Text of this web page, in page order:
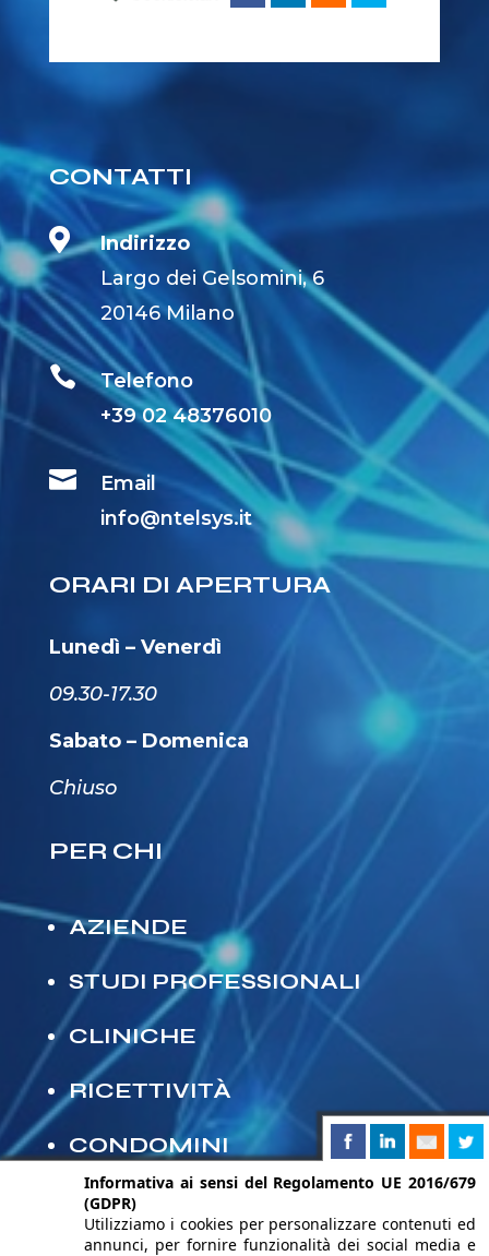
CONTATTI

Indirizzo
Largo dei Gelsomini, 6
20146 Milano

Telefono
+39 02 48376010

Email
info@ntelsys.it
ORARI DI APERTURA
Lunedì – Venerdì
09.30-17.30
Sabato – Domenica
Chiuso
PER CHI
AZIENDE
STUDI PROFESSIONALI
CLINICHE
RICETTIVITÀ
CONDOMINI
Informativa ai sensi del Regolamento UE 2016/679
(GDPR)
Utilizziamo i cookies per personalizzare contenuti ed
annunci, per fornire funzionalità dei social media e